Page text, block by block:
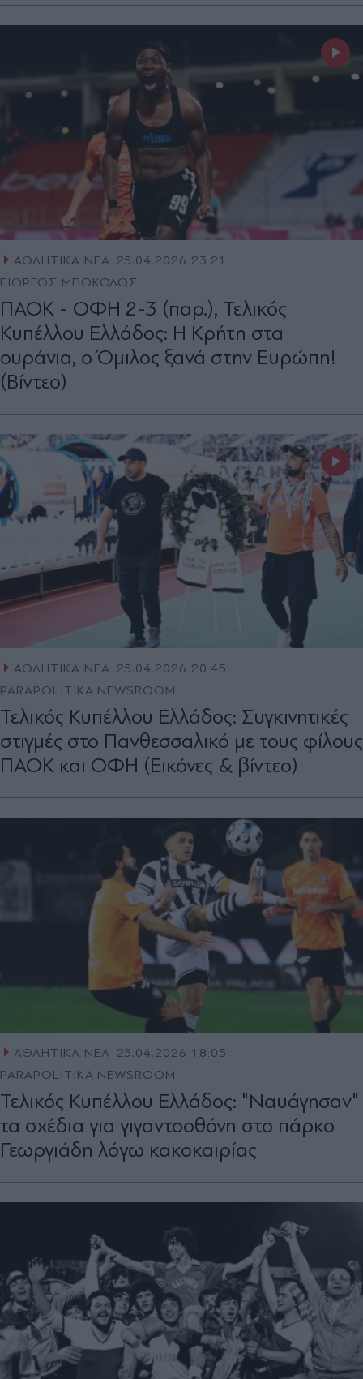
ΑΘΛΗΤΙΚΑ ΝΕΑ 25.04.2026 23:21
ΓΙΩΡΓΟΣ ΜΠΟΚΟΛΟΣ
ΠΑΟΚ - ΟΦΗ 2-3 (παρ.), Τελικός
Κυπέλλου Ελλάδος: Η Κρήτη στα
ουράνια, ο Όμιλος ξανά στην Ευρώπη!
(Bίντεο)
ΑΘΛΗΤΙΚΑ ΝΕΑ 25.04.2026 20:45
PARAPOLITIKA NEWSROOM
Τελικός Κυπέλλου Ελλάδος: Συγκινητικές
στιγμές στο Πανθεσσαλικό με τους φίλους
ΠΑΟΚ και ΟΦΗ (Εικόνες & βίντεο)
ΑΘΛΗΤΙΚΑ ΝΕΑ 25.04.2026 18:05
PARAPOLITIKA NEWSROOM
Τελικός Κυπέλλου Ελλάδος: "Ναυάγησαν"
τα σχέδια για γιγαντοοθόνη στο πάρκο
Γεωργιάδη λόγω κακοκαιρίας